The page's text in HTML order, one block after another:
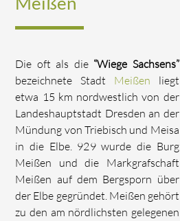
Die oft als die “Wiege Sachsens”
bezeichnete Stadt Meißen liegt
etwa 15 km nordwestlich von der
Landeshauptstadt Dresden an der
Mündung von Triebisch und Meisa
in die Elbe. 929 wurde die Burg
Meißen und die Markgrafschaft
Meißen auf dem Bergsporn über
der Elbe gegründet. Meißen gehört
zu den am nördlichsten gelegenen